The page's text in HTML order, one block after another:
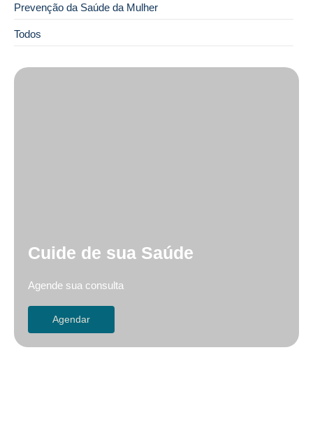
Prevenção da Saúde da Mulher
Todos
Cuide de sua Saúde
Agende sua consulta
Agendar